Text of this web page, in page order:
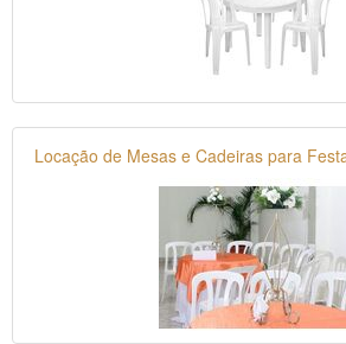
Locação de Mesas e Cadeiras para